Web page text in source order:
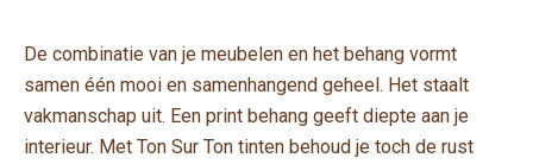
De combinatie van je meubelen en het behang vormt
samen één mooi en samenhangend geheel. Het staalt
vakmanschap uit. Een print behang geeft diepte aan je
interieur. Met Ton Sur Ton tinten behoud je toch de rust